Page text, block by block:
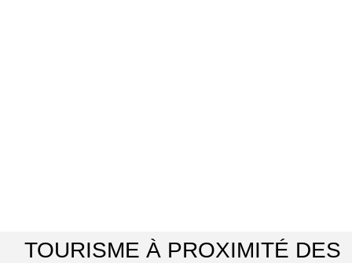
TOURISME À PROXIMITÉ DES